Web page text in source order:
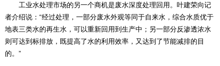
工业水处理市场的另一个商机是废水深度处理回用。叶建荣向记
者介绍说：“经过处理，一部分废水外观等同于自来水，综合水质优于
地表三类水的再生水，可以重新回用到生产中；另一部分反渗透浓水
则可达到标排放，既提高了水的利用效率，又达到了节能减排的目
的。”